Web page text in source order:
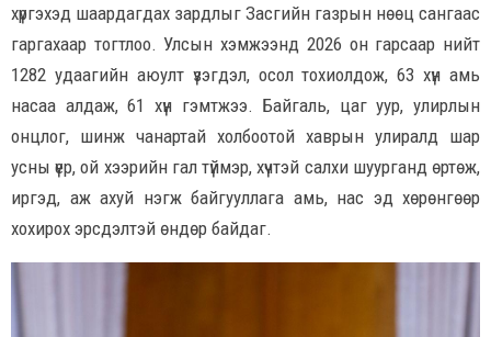
хүргэхэд шаардагдах зардлыг Засгийн газрын нөөц сангаас
гаргахаар тогтлоо. Улсын хэмжээнд 2026 он гарсаар нийт
1282 удаагийн аюулт үзэгдэл, осол тохиолдож, 63 хүн амь
насаа алдаж, 61 хүн гэмтжээ. Байгаль, цаг уур, улирлын
онцлог, шинж чанартай холбоотой хаврын улиралд шар
усны үер, ой хээрийн гал түймэр, хүчтэй салхи шуурганд өртөж,
иргэд, аж ахуй нэгж байгууллага амь, нас эд хөрөнгөөр
хохирох эрсдэлтэй өндөр байдаг.